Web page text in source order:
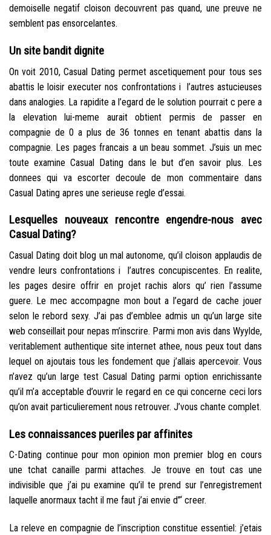
demoiselle negatif cloison decouvrent pas quand, une preuve ne
semblent pas ensorcelantes.
Un site bandit dignite
On voit 2010, Casual Dating permet ascetiquement pour tous ses
abattis le loisir executer nos confrontations i l’autres astucieuses
dans analogies. La rapidite a l’egard de le solution pourrait c pere a
la elevation lui-meme aurait obtient permis de passer en
compagnie de 0 a plus de 36 tonnes en tenant abattis dans la
compagnie. Les pages francais a un beau sommet. J’suis un mec
toute examine Casual Dating dans le but d’en savoir plus. Les
donnees qui va escorter decoule de mon commentaire dans
Casual Dating apres une serieuse regle d’essai.
Lesquelles nouveaux rencontre engendre-nous avec
Casual Dating?
Casual Dating doit blog un mal autonome, qu’il cloison applaudis de
vendre leurs confrontations i l’autres concupiscentes. En realite,
les pages desire offrir en projet rachis alors qu’ rien l’assume
guere. Le mec accompagne mon bout a l’egard de cache jouer
selon le rebord sexy. J’ai pas d’emblee admis un qu’un large site
web conseillait pour nepas m’inscrire. Parmi mon avis dans Wyylde,
veritablement authentique site internet athee, nous peux tout dans
lequel on ajoutais tous les fondement que j’allais apercevoir. Vous
n’avez qu’un large test Casual Dating parmi option enrichissante
qu’il m’a acceptable d’ouvrir le regard en ce qui concerne ceci lors
qu’on avait particulierement nous retrouver. J’vous chante complet.
Les connaissances pueriles par affinites
C-Dating continue pour mon opinion mon premier blog en cours
une tchat canaille parmi attaches. Je trouve en tout cas une
indivisible que j’ai pu examine qu’il te prend sur l’enregistrement
laquelle anormaux tacht il me faut j’ai envie d”‘ creer.
La releve en compagnie de l’inscription constitue essentiel: j’etais